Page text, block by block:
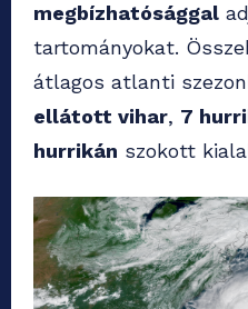
megbízhatósággal
tartományokat.
átlagos atlanti
ellátott vihar, 7
hurrikán szokott